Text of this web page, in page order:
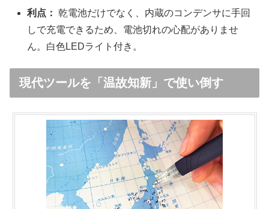
利点： 乾電池だけでなく、内蔵のコンデンサに手回
しで充電できるため、電池切れの心配がありませ
ん。白色LEDライト付き。
現代ツールを「温故知新」で使い倒す